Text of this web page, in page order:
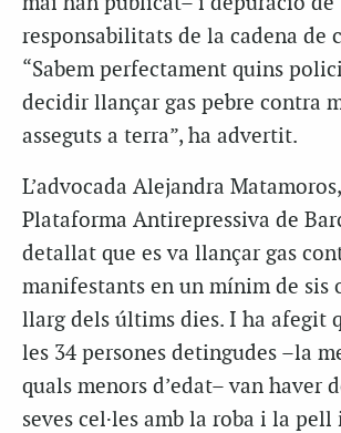
responsabilitats de la cadena de
“Sabem perfectament quins
decidir llançar gas pebre contra
asseguts a terra”, ha advertit.
L’advocada Alejandra
Plataforma Antirepressiva de
detallat que es va llançar gas
manifestants en un mínim de sis
llarg dels últims dies. I ha afegit
les 34 persones detingudes –la
quals menors d’edat– van haver
seves cel·les amb la roba i la pell